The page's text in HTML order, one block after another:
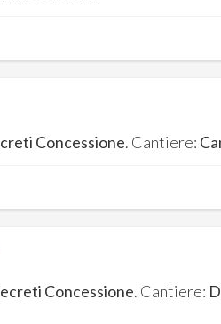
Concessione. Cantiere:
Concessione. Cantiere: